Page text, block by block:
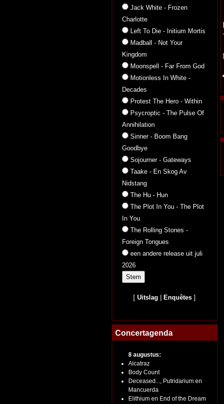
Jack White - Frozen
Charlotte
Left To Die - Initium Mortis
Madball - Not Your
Kingdom
Moonspell - Far From God
Motionless In White -
Decades
Protest The Hero - Within
Psycroptic - The Pulse Of
Annihilation
Sinner - Boom Bang
Goodbye
Sojourner - Gateways
Taake - En Skog Av
Nidstang
The Hu - Hun
The Plot In You - The Plot
In You
The Rolling Stones -
Foreign Tongues
een andere release uit juli
2026
[Uitslag Enquêtes ]
Concertagenda
8 augustus:
Alcatraz
Body Count
Deceased..., Putridarium en
Mancuerda
Elithium en End of the Dream